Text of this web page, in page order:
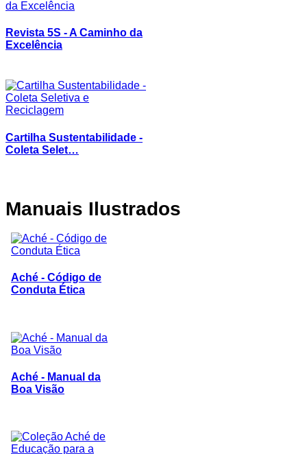
Revista 5S - A Caminho da
Excelência
Cartilha Sustentabilidade -
Coleta Selet…
Manuais Ilustrados
Aché - Código de
Conduta Ética
Aché - Manual da
Boa Visão